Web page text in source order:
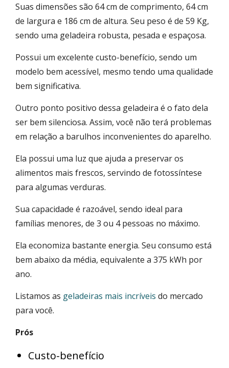
Suas dimensões são ‎64 cm de comprimento, 64 cm
de largura e 186 cm de altura. Seu peso é de 59 Kg,
sendo uma geladeira robusta, pesada e espaçosa.
Possui um excelente custo-benefício, sendo um
modelo bem acessível, mesmo tendo uma qualidade
bem significativa.
Outro ponto positivo dessa geladeira é o fato dela
ser bem silenciosa. Assim, você não terá problemas
em relação a barulhos inconvenientes do aparelho.
Ela possui uma luz que ajuda a preservar os
alimentos mais frescos, servindo de fotossíntese
para algumas verduras.
Sua capacidade é razoável, sendo ideal para
famílias menores, de 3 ou 4 pessoas no máximo.
Ela economiza bastante energia. Seu consumo está
bem abaixo da média, equivalente a ‎375 kWh por
ano.
Listamos as geladeiras mais incríveis do mercado
para você.
Prós
Custo-benefício